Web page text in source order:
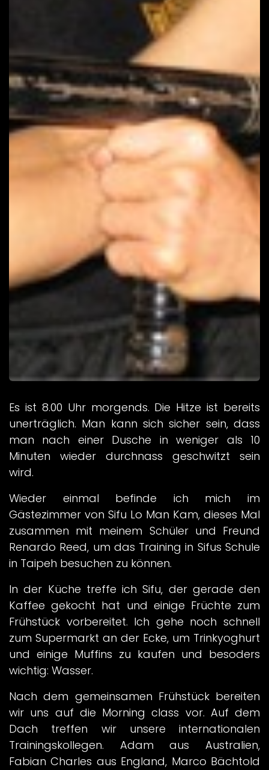
Es ist 8.00 Uhr morgends. Die Hitze ist bereits
unerträglich. Man kann sich sicher sein, dass
man nach einer Dusche in weniger als 10
Minuten wieder durchnass geschwitzt sein
wird.
Wieder einmal befinde ich mich im
Gästezimmer von Sifu Lo Man Kam, dieses Mal
zusammen mit meinem Schüler und Freund
Renardo Reed, um das Training in Sifus Schule
in Taipeh besuchen zu können.
In der Küche treffe ich Sifu, der gerade den
Kaffee gekocht hat und einige Früchte zum
Frühstück vorbereitet. Ich gehe noch schnell
zum Supermarkt an der Ecke, um Trinkyoghurt
und einige Muffins zu kaufen und besoders
wichtig: Wasser.
Nach dem gemeinsamen Frühstück bereiten
wir uns auf die Morning class vor. Auf dem
Dach treffen wir unsere internationalen
Trainingskollegen. Adam aus Australien,
Fabian Charles aus England, Marco Bächtold